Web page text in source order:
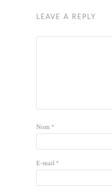
LEAVE A REPLY
Nom*
E-mail*